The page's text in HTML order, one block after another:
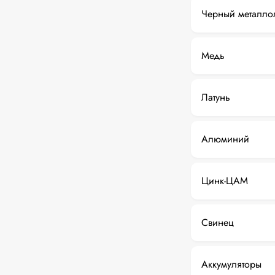
Черный
Медь
Латунь
Алюминий
Цинк-ЦАМ
Свинец
Аккумуляторы